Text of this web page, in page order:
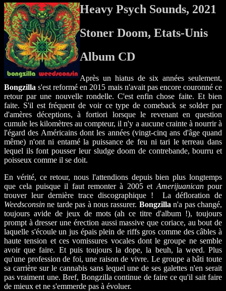
Heavy Psych Sounds, 2021
Stoner Doom, Etats-Unis
Album CD
Après un hiatus de six années seulement,
Bongzillas'est reformé en 2015 mais n'avait pas encore couronné ce
retour par une nouvelle rondelle. C'est enfin chose faite. Et bien
faite. S'il est fréquent de voir ce type de comeback se solder par
d'amères déceptions, à fortiori lorsque le revenant en question
cumule les kilomètres au compteur, il n'y a aucune crainte à nourrir à
l'égard des Américains dont les années (vingt-cinq ans d'âge quand
même) n'ont ni entamé la puissance de feu ni tari le terreau dans
lequel ils font pousser leur sludge doom de contrebande, bourru et
poisseux comme il se doit.
En vérité, ce retour, nous l'attendions depuis bien plus longtemps
que cela puisque il faut remonter à 2005 et Amerijuanicanpour
trouver leur dernière trace discographique ! La défloration de
Weedsconsinne tarde pas à nous rassurer. Bongzillan'a pas changé,
toujours avide de jeux de mots (ah ce titre d'album !), toujours
prompt à dresser une érection aussi massive que coriace, au bout de
laquelle s'écoule un jus épais plein de riffs gros comme des câbles à
haute tension et ces vomissures vocales dont le groupe ne semble
avoir que faire. Et puis toujours la dope, la beuh, la weed. Plus
qu'une profession de foi, une raison de vivre. Le groupe a bâti toute
sa carrière sur le cannabis sans lequel une de ses galettes n'en serait
pas vraiment une. Bref, Bongzilla continue de faire ce qu'il sait faire
de mieux et ne s'emmerde pas à évoluer.